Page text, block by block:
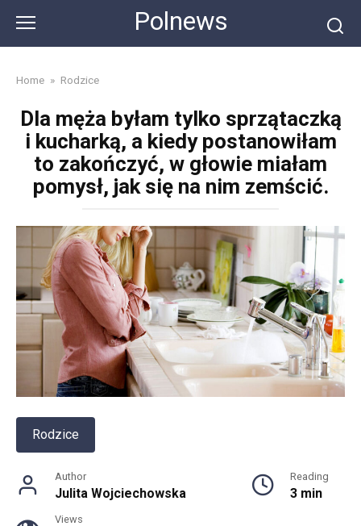
content
Polnews
Home » Rodzice
Dla męża byłam tylko sprzątaczką
i kucharką, a kiedy postanowiłam
to zakończyć, w głowie miałam
pomysł, jak się na nim zemścić.
Rodzice
Author
Julita Wojciechowska
Reading
3 min
Views